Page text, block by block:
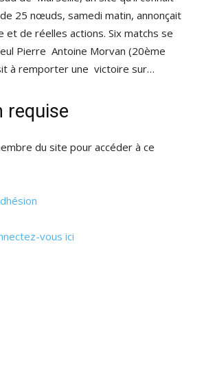
25 nœuds, samedi matin, annonçait
et de réelles actions. Six matchs se
Pierre Antoine Morvan (20ème
à remporter une victoire sur…
requise
du site pour accéder à ce
vous ici